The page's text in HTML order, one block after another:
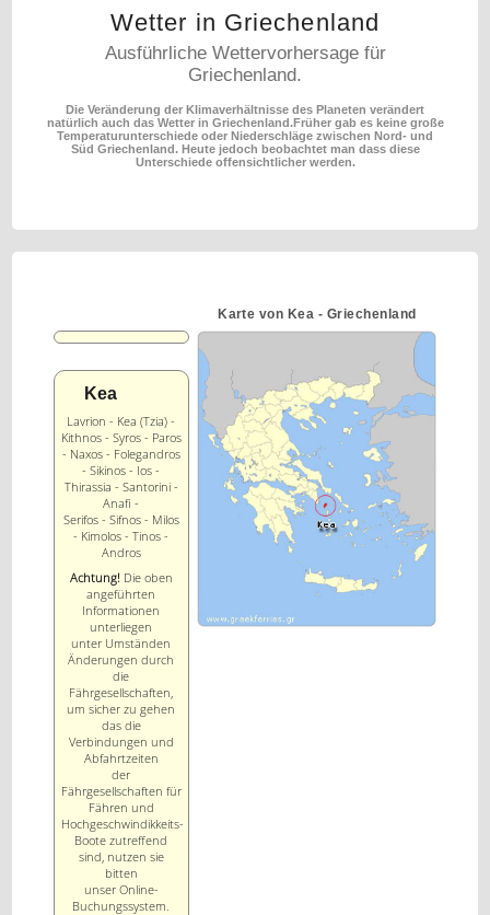
Wetter in Griechenland
Ausführliche Wettervorhersage für
Griechenland.
Die Veränderung der Klimaverhältnisse des Planeten verändert
natürlich auch das Wetter in Griechenland.Früher gab es keine große
Temperaturunterschiede oder Niederschläge zwischen Nord- und
Süd Griechenland. Heute jedoch beobachtet man dass diese
Unterschiede offensichtlicher werden.
Kea
Lavrion - Kea (Tzia) -
Kithnos - Syros - Paros
- Naxos - Folegandros
- Sikinos - Ios -
Thirassia - Santorini -
Anafi -
Serifos - Sifnos - Milos
- Kimolos - Tinos -
Andros
Achtung! Die oben
angeführten
Informationen
unterliegen
unter Umständen
Änderungen durch
die
Fährgesellschaften,
um sicher zu gehen
das die
Verbindungen und
Abfahrtzeiten
der
Fährgesellschaften für
Fähren und
Hochgeschwindikkeits-
Boote zutreffend
sind, nutzen sie
bitten
unser Online-
Buchungssystem.
Karte von Kea - Griechenland